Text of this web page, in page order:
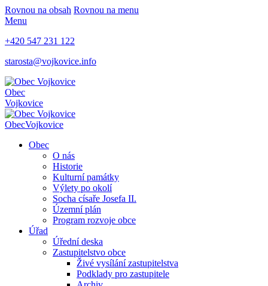
Rovnou na obsah Rovnou na menu
Menu
+420 547 231 122
starosta@vojkovice.info
Obec
Vojkovice
ObecVojkovice
Obec
O nás
Historie
Kulturní památky
Výlety po okolí
Socha císaře Josefa II.
Územní plán
Program rozvoje obce
Úřad
Úřední deska
Zastupitelstvo obce
Živé vysílání zastupitelstva
Podklady pro zastupitele